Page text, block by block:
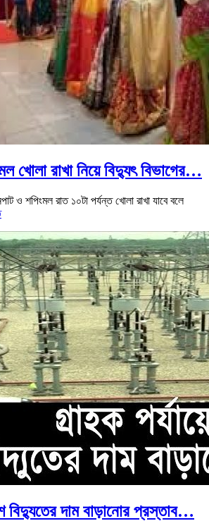
খোলা রাখা নিয়ে বিদ্যুৎ বিভাগের…
ও শপিংমল রাত ১০টা পর্যন্ত খোলা রাখা যাবে বলে
বিদ্যুতের দাম বাড়ানোর প্রস্তাব…